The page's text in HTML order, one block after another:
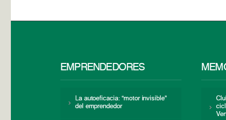
EMPRENDEDORES
La autoeficacia: “motor invisible”
del emprendedor